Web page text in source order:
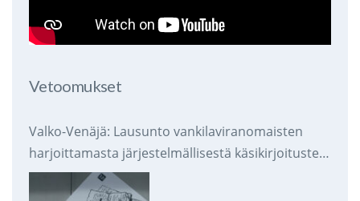
Vetoomukset
Valko-Venäjä: Lausunto vankilaviranomaisten
harjoittamasta järjestelmällisestä käsikirjoitusten
takavarikoinnista ja tuhoamisesta